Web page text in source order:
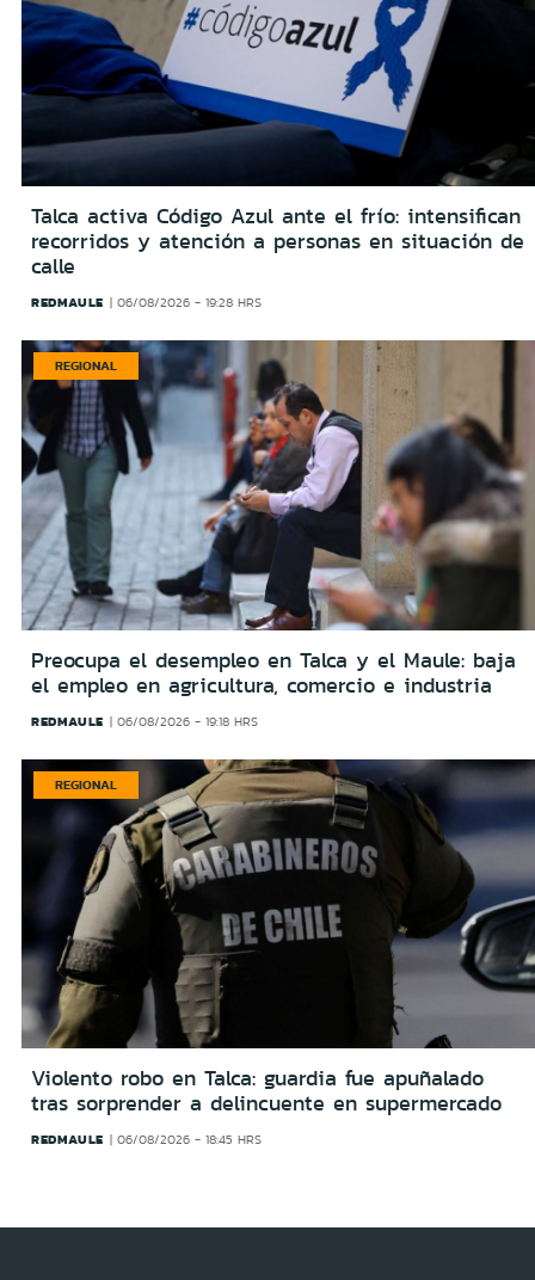
Talca activa Código Azul ante el frío: intensifican
recorridos y atención a personas en situación de
calle
REDMAULE 06/08/2026 - 19:28 HRS
REGIONAL
Preocupa el desempleo en Talca y el Maule: baja
el empleo en agricultura, comercio e industria
REDMAULE 06/08/2026 - 19:18 HRS
REGIONAL
Violento robo en Talca: guardia fue apuñalado
tras sorprender a delincuente en supermercado
REDMAULE 06/08/2026 - 18:45 HRS